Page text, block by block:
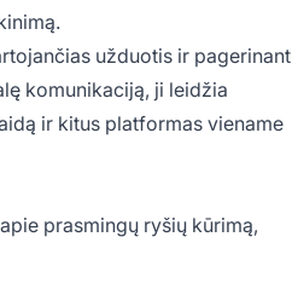
užduotis ir pagerinant
komunikaciją, ji leidžia
ir kitus platformas viename
prasmingų ryšių kūrimą,